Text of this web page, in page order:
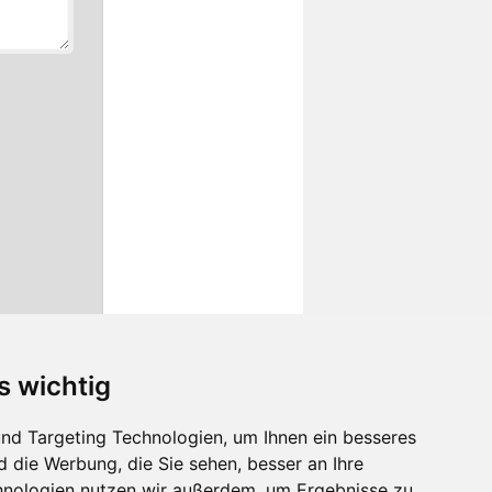
wichtig
Targeting Technologien, um Ihnen ein besseres
Werbung, die Sie sehen, besser an Ihre